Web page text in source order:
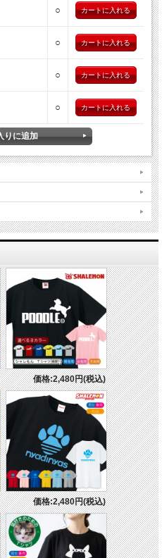
○
○
○
○
価格:2,480円(税込)
価格:2,480円(税込)